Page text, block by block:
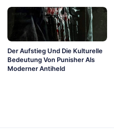
Der Aufstieg Und Die Kulturelle
Bedeutung Von Punisher Als
Moderner Antiheld